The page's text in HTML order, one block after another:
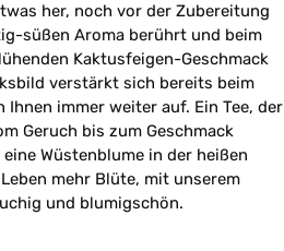
her, noch vor der Zubereitung
süßen Aroma berührt und beim
Kaktusfeigen-Geschmack
verstärkt sich bereits beim
immer weiter auf. Ein Tee, der
Geruch bis zum Geschmack
Wüstenblume in der heißen
mehr Blüte, mit unserem
und blumigschön.